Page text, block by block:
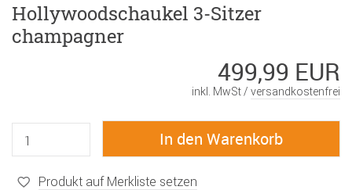
Hollywoodschaukel 3-Sitzer
champagner
499,99 EUR
inkl. MwSt / versandkostenfrei
Produkt auf Merkliste setzen